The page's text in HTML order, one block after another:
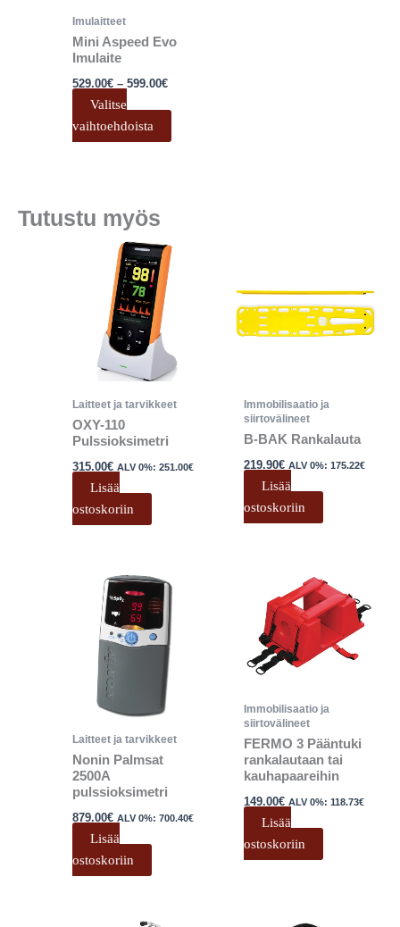
Imulaitteet
Mini Aspeed Evo
Imulaite
529.00€ – 599.00€
Valitse
vaihtoehdoista
Tutustu myös
Laitteet ja tarvikkeet
OXY-110
Pulssioksimetri
315.00€ ALV 0%:251.00€
Lisää
ostoskoriin
Immobilisaatio ja
siirtovälineet
B-BAK Rankalauta
219.90€ ALV 0%:175.22€
Lisää
ostoskoriin
Laitteet ja tarvikkeet
Nonin Palmsat
2500A
pulssioksimetri
879.00€ ALV 0%:700.40€
Lisää
ostoskoriin
Immobilisaatio ja
siirtovälineet
FERMO 3 Pääntuki
rankalautaan tai
kauhapaareihin
149.00€ ALV 0%:118.73€
Lisää
ostoskoriin